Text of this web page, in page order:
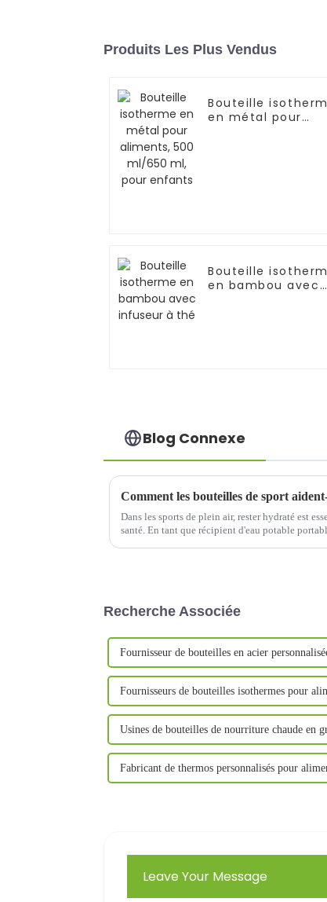
Produits Les Plus Vendus
Bouteille
en métal pour
Bouteille
en bambou avec
Blog Connexe
Dans les sports de plein air, rester hydraté est
santé. En tant que récipient d'eau potable
Recherche Associée
Fournisseur de bouteilles en acier
Fournisseurs de bouteilles isothermes pour
Usines de bouteilles de nourriture chaude en
Fabricant de thermos personnalisés pour
Leave Your Message